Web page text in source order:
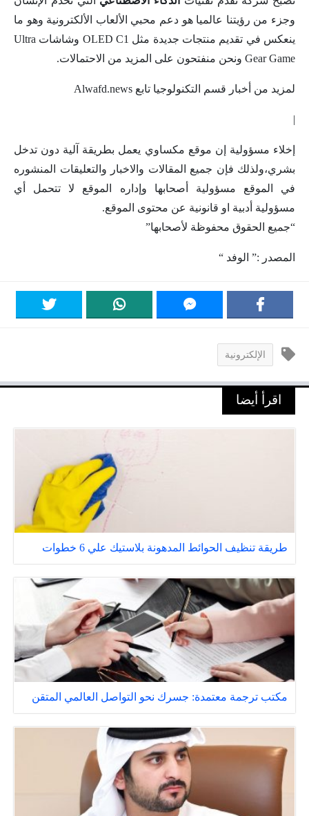
وجزء من رؤيتنا عالميا هو دعم محبي الألعاب الألكترونية وهو ما
ينعكس في تقديم منتجات جديدة مثل OLED C1 وشاشات Ultra
Gear Game ونحن منفتحون على المزيد من الاحتمالات.
لمزيد من أخبار قسم التكنولوجيا تابع Alwafd.news
|
إخلاء مسؤولية إن موقع مكساوي يعمل بطريقة آلية دون تدخل
بشري،ولذلك فإن جميع المقالات والاخبار والتعليقات المنشوره
في الموقع مسؤولية أصحابها وإداره الموقع لا تتحمل أي
مسؤولية أدبية او قانونية عن محتوى الموقع.
“جميع الحقوق محفوظة لأصحابها”
المصدر :” الوفد “
الإلكترونية
اقرأ أيضا
طريقة تنظيف الحوائط المدهونة بلاستيك علي 6 خطوات
مكتب ترجمة معتمدة: جسرك نحو التواصل العالمي المتقن